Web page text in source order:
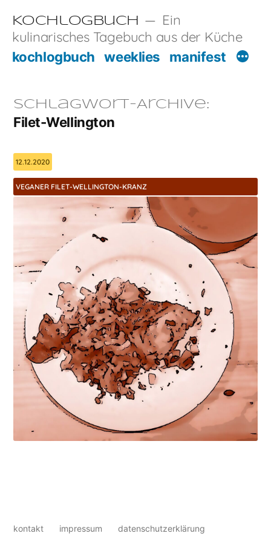
Inhalt
springen
Kochlogbuch
Ein
kulinarisches Tagebuch aus der Küche
kochlogbuch weeklies manifest
Schlagwort-Archive:
Filet-Wellington
12.12.2020
VEGANER FILET-WELLINGTON-KRANZ
kontakt impressum datenschutzerklärung